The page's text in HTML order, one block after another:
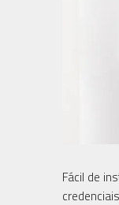
Fácil de